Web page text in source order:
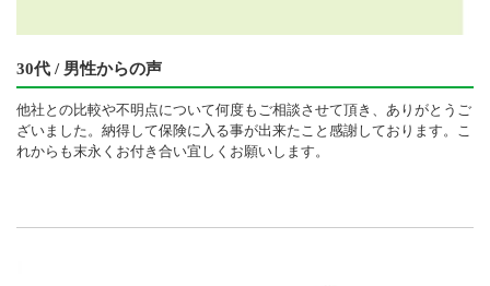
30代 / 男性からの声
他社との比較や不明点について何度もご相談させて頂き、ありがとうご
ざいました。納得して保険に入る事が出来たこと感謝しております。こ
れからも末永くお付き合い宜しくお願いします。